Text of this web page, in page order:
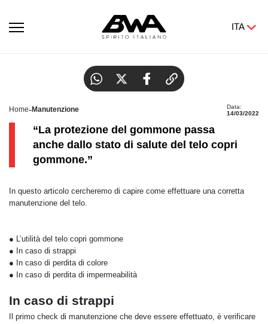
ITA
Come eseguire la manutenzione del telo copri
Home-Manutenzione
Data:
14/03/2022
“La protezione del gommone passa
anche dallo stato di salute del telo copri
gommone.”
In questo articolo cercheremo di capire come effettuare una corretta
manutenzione del telo.
● L’utilità del telo copri gommone
● In caso di strappi
● In caso di perdita di colore
● In caso di perdita di impermeabilità
In caso di strappi
Il primo check di manutenzione che deve essere effettuato, è verificare